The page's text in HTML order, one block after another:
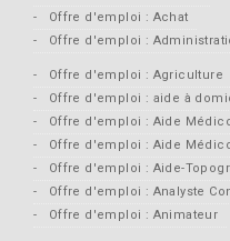
Offre d'emploi : Achat
Offre d'emploi :
Offre d'emploi : Agriculture
Offre d'emploi : aide à
Offre d'emploi : Aide
Offre d'emploi : Aide
Offre d'emploi : Aide-
Offre d'emploi : Analyste
Offre d'emploi : Animateur